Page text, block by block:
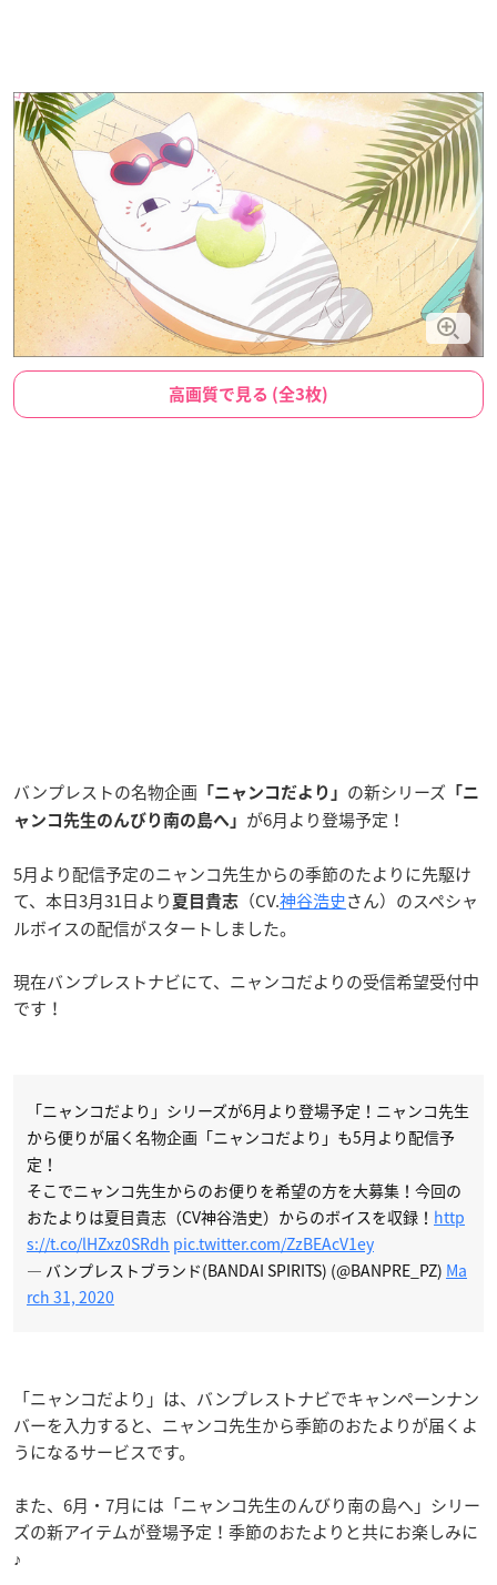
高画質で見る (全3枚)
バンプレストの名物企画 「ニャンコだより」 の新シリーズ 「ニ
ャンコ先生のんびり南の島へ」 が6月より登場予定！
5月より配信予定のニャンコ先生からの季節のたよりに先駆け
て、本日3月31日より 夏目貴志 （CV.神谷浩史さん）のスペシャ
ルボイスの配信がスタートしました。
現在バンプレストナビにて、ニャンコだよりの受信希望受付中
です！
「ニャンコだより」シリーズが6月より登場予定！ニャンコ先生
から便りが届く名物企画「ニャンコだより」も5月より配信予
定！
そこでニャンコ先生からのお便りを希望の方を大募集！今回の
おたよりは夏目貴志（CV神谷浩史）からのボイスを収録！ http
s://t.co/lHZxz0SRdh pic.twitter.com/ZzBEAcV1ey
— バンプレストブランド(BANDAI SPIRITS) (@BANPRE_PZ) Ma
rch 31, 2020
「ニャンコだより」は、バンプレストナビでキャンペーンナン
バーを入力すると、ニャンコ先生から季節のおたよりが届くよ
うになるサービスです。
また、6月・7月には「ニャンコ先生のんびり南の島へ」シリー
ズの新アイテムが登場予定！季節のおたよりと共にお楽しみに
♪